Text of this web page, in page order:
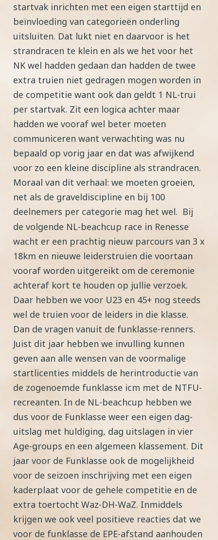
startvak inrichten met een eigen starttijd en
beïnvloeding van categorieën onderling
uitsluiten. Dat lukt niet en daarvoor is het
strandracen te klein en als we het voor het
NK wel hadden gedaan dan hadden de twee
extra truien niet gedragen mogen worden in
de competitie want ook dan geldt 1 NL-trui
per startvak. Zit een logica achter maar
hadden we vooraf wel beter moeten
communiceren want verwachting was nu
bepaald op vorig jaar en dat was afwijkend
voor zo een kleine discipline als strandracen.
Moraal van dit verhaal: we moeten groeien,
net als de graveldiscipline en bij 100
deelnemers per categorie mag het wel. Bij
de volgende NL-beachcup race in Renesse
wacht er een prachtig nieuw parcours van 3 x
18km en nieuwe leiderstruien die voortaan
vooraf worden uitgereikt om de ceremonie
achteraf kort te houden op jullie verzoek.
Daar hebben we voor U23 en 45+ nog steeds
wel de truien voor de leiders in die klasse.
Dan de vragen vanuit de funklasse-renners.
Juist dit jaar hebben we invulling kunnen
geven aan alle wensen van de voormalige
startlicenties middels de herintroductie van
de zogenoemde funklasse icm met de NTFU-
recreanten. In de NL-beachcup hebben we
dus voor de Funklasse weer een eigen dag-
uitslag met huldiging, dag uitslagen in vier
Age-groups en een algemeen klassement. Dit
jaar voor de Funklasse ook de mogelijkheid
voor de seizoen inschrijving met een eigen
kaderplaat voor de gehele competitie en de
extra toertocht Waz-DH-WaZ. Inmiddels
krijgen we ook veel positieve reacties dat we
voor de funklasse de EPE-afstand aanhouden